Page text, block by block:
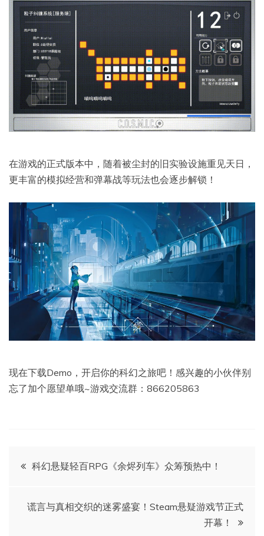
在游戏的正式版本中，随着被尘封的旧实验设施重见天日，
更丰富的模拟经营和弹幕战等玩法也会逐步解锁！
现在下载Demo，开启你的科幻之旅吧！感兴趣的小伙伴别
忘了加个愿望单哦~游戏交流群：866205863
文 科幻悬疑轻百RPG《余烬列车》众筹预热中！
谎言与真相交织的迷雾盛宴！Steam悬疑游戏节正式
开幕！